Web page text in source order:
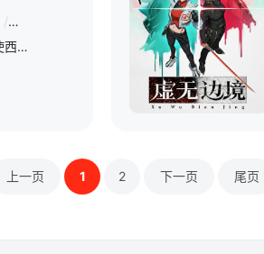
/ 妶耳 齐斯伽 / 苏俣 锦鲤
汉明帝授史家后裔班超青铜燕符，让他出使西域，寻找长生之法和梦中金佛。班超探寻隐匿于京城的高手，墨家传人、盗门后人，夜郎蛊师等三十六人同行。除却完成皇帝心愿，还为了寻求史家渊源以及陷害自己父亲的凶手。
上一页 1 2 下一页 尾页